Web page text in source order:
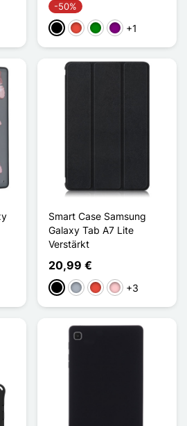
-50%
Schwarz
Rot GrünViolett
+1
Smart Case Samsung
Galaxy Tab A7 Lite
Verstärkt
20,99 €
Schwarz
GrauRot Pink+3